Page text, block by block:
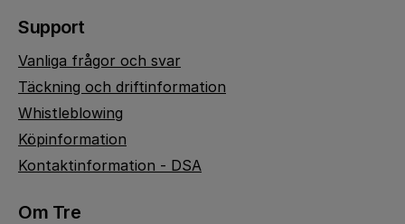
Support
Vanliga frågor och svar
Täckning och driftinformation
Whistleblowing
Köpinformation
Kontaktinformation - DSA
Om Tre